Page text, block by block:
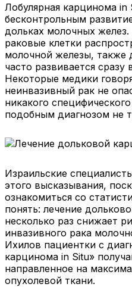
Лобулярная карцинома in
бесконтрольным
дольках молочных
раковые клетки
молочной железы, также
часто развивается сразу
Некоторые медики
неинвазивный рак не
никакого
подобным диагнозом не
Израильские
этого высказывания,
ознакомиться со
понять: лечение
несколько раз снижает
инвазивного рака
Ихилов пациентки с
карцинома in Situ»
направленное на
опухолевой ткани.